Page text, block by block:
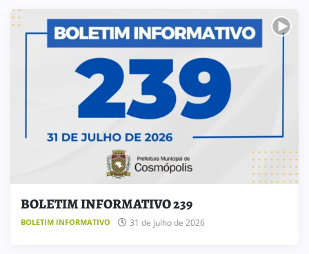
BOLETIM INFORMATIVO 239
BOLETIM INFORMATIVO 31 de julho de 2026